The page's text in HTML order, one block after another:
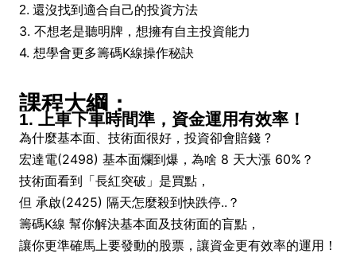
2. 還沒找到適合自己的投資方法
3. 不想老是聽明牌，想擁有自主投資能力
4. 想學會更多籌碼K線操作秘訣
課程大綱：
1. 上車下車時間準，資金運用有效率！
為什麼基本面、技術面很好，投資卻會賠錢 ?
宏達電(2498) 基本面爛到爆，為啥 8 天大漲 60%？
技術面看到「長紅突破」是買點，
但 承啟(2425) 隔天怎麼殺到快跌停..？
籌碼K線 幫你解決基本面及技術面的盲點，
讓你更準確馬上要發動的股票， 讓資金更有效率的運用！